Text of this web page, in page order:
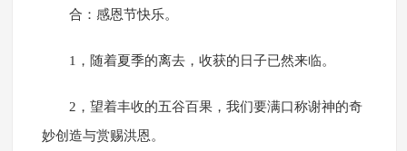
合：感恩节快乐。
1，随着夏季的离去，收获的日子已然来临。
2，望着丰收的五谷百果，我们要满口称谢神的奇
妙创造与赏赐洪恩。